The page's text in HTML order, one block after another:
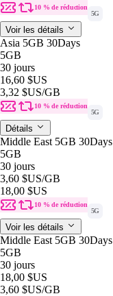
10 % de réduction
5G
Voir les détails
Asia 5GB 30Days
5GB
30 jours
16,60 $US
3,32 $US/GB
10 % de réduction
5G
Détails
Middle East 5GB 30Days
5GB
30 jours
3,60 $US/GB
18,00 $US
10 % de réduction
5G
Voir les détails
Middle East 5GB 30Days
5GB
30 jours
18,00 $US
3,60 $US/GB